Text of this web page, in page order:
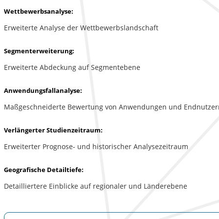
Wettbewerbsanalyse:
Erweiterte Analyse der Wettbewerbslandschaft
Segmenterweiterung:
Erweiterte Abdeckung auf Segmentebene
Anwendungsfallanalyse:
Maßgeschneiderte Bewertung von Anwendungen und
Verlängerter Studienzeitraum:
Erweiterter Prognose- und historischer Analysezeitraum
Geografische Detailtiefe:
Detailliertere Einblicke auf regionaler und Länderebene